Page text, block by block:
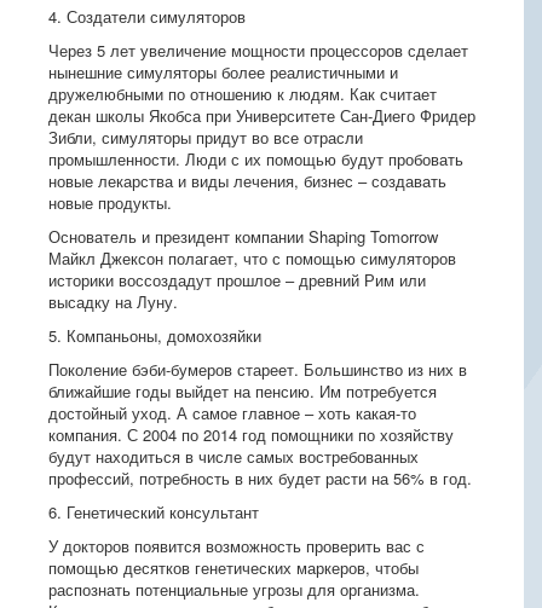
4. Создатели симуляторов
Через 5 лет увеличение мощности процессоров сделает
нынешние симуляторы более реалистичными и
дружелюбными по отношению к людям. Как считает
декан школы Якобса при Университете Сан-Диего Фридер
Зибли, симуляторы придут во все отрасли
промышленности. Люди с их помощью будут пробовать
новые лекарства и виды лечения, бизнес – создавать
новые продукты.
Основатель и президент компании Shaping Tomorrow
Майкл Джексон полагает, что с помощью симуляторов
историки воссоздадут прошлое – древний Рим или
высадку на Луну.
5. Компаньоны, домохозяйки
Поколение бэби-бумеров стареет. Большинство из них в
ближайшие годы выйдет на пенсию. Им потребуется
достойный уход. А самое главное – хоть какая-то
компания. С 2004 по 2014 год помощники по хозяйству
будут находиться в числе самых востребованных
профессий, потребность в них будет расти на 56% в год.
6. Генетический консультант
У докторов появится возможность проверить вас с
помощью десятков генетических маркеров, чтобы
распознать потенциальные угрозы для организма.